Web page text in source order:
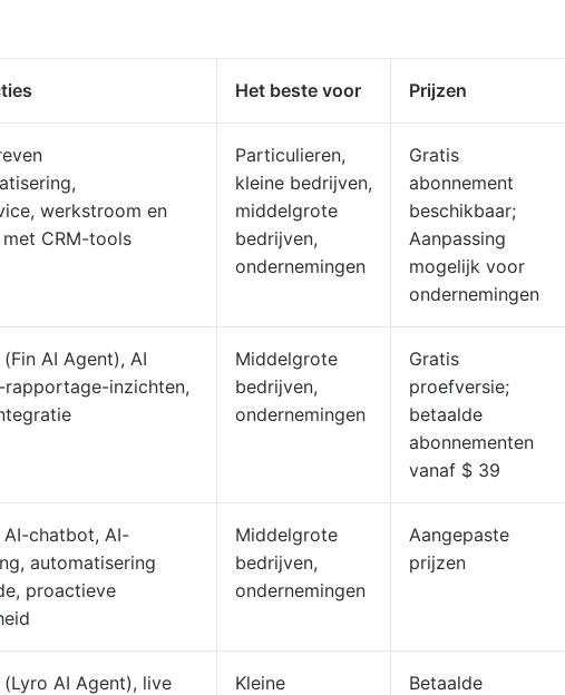
Het beste voor Prijzen
werkstroom en
CRM-tools
Particulieren,
kleine bedrijven,
middelgrote
bedrijven,
ondernemingen
Gratis
abonnement
beschikbaar;
Aanpassing
mogelijk voor
ondernemingen
AI Agent), AI
rapportage-inzichten,
Middelgrote
bedrijven,
ondernemingen
Gratis
proefversie;
betaalde
abonnementen
vanaf $ 39
chatbot, AI-
automatisering
proactieve
Middelgrote
bedrijven,
ondernemingen
Aangepaste
prijzen
AI Agent), live
Kleine
Betaalde